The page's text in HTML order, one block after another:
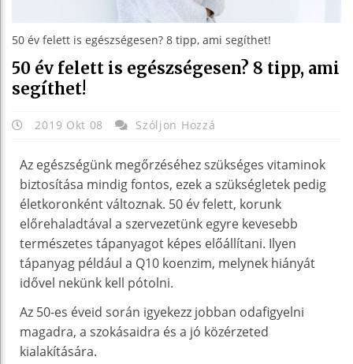
50 év felett is egészségesen? 8 tipp, ami segíthet!
50 év felett is egészségesen? 8 tipp, ami
segíthet!
2019 Okt 08 Szóljon Hozzá
Az egészségünk megőrzéséhez szükséges vitaminok
biztosítása mindig fontos, ezek a szükségletek pedig
életkoronként változnak. 50 év felett, korunk
előrehaladtával a szervezetünk egyre kevesebb
természetes tápanyagot képes előállítani. Ilyen
tápanyag például a Q10 koenzim, melynek hiányát
idővel nekünk kell pótolni.
Az 50-es éveid során igyekezz jobban odafigyelni
magadra, a szokásaidra és a jó közérzeted
kialakítására.